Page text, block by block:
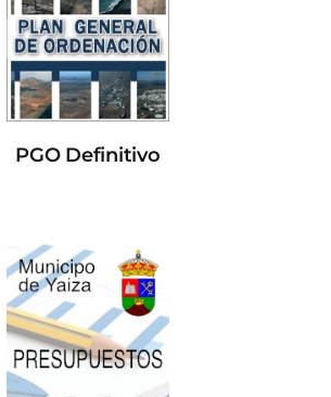
PGO Definitivo